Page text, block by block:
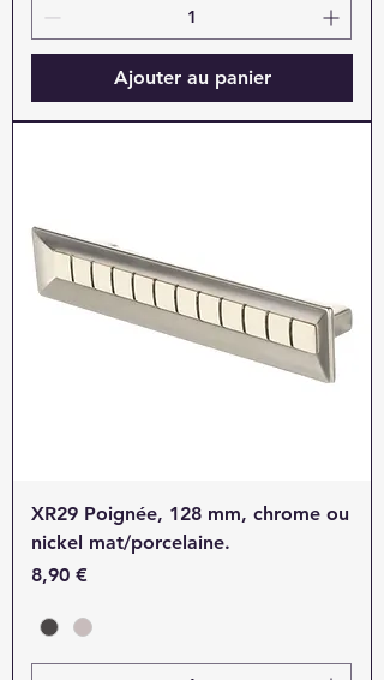
Ajouter au panier
XR29 Poignée, 128 mm, chrome ou
nickel mat/porcelaine.
Prix
8,90 €